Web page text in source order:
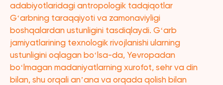
adabiyotlaridagi antropologik tadqiqotlar
Gʻarbning taraqqiyoti va zamonaviyligi
boshqalardan ustunligini tasdiqlaydi. Gʻarb
jamiyatlarining texnologik rivojlanishi ularning
ustunligini oqlagan boʻlsa-da, Yevropadan
boʻlmagan madaniyatlarning xurofot, sehr va din
bilan, shu orqali anʼana va orqada qolish bilan